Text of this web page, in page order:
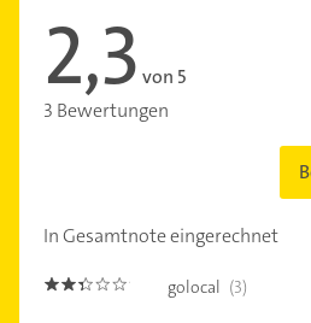
2,3 von 5
3 Bewertungen
In Gesamtnote eingerechnet
2.3 golocal (3)